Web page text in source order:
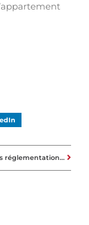
Découvrez les réglementations du regroupement de crédit qui visent à mieux vous protéger